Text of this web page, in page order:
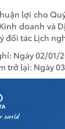
lợi cho
doanh và
đối tác Lịch
Ngày 02/01/
trở lại: Ngày